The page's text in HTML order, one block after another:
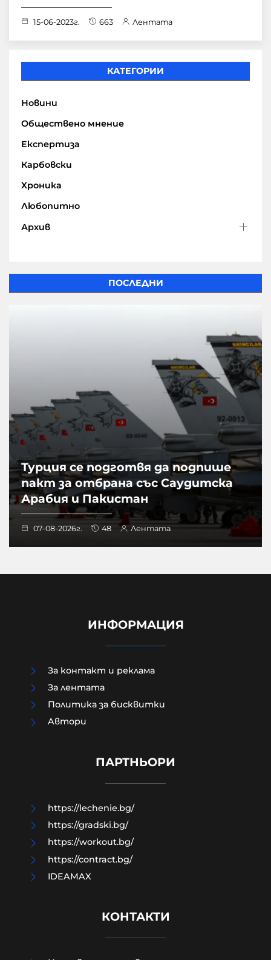
15-06-2023г. 663 Лентата
КАТЕГОРИИ
Новини
Обществено мнение
Експертиза
Карбовски
Хроника
Любопитно
Архив
ПОСЛЕДНИ
Турция се подготвя да подпише
пакт за отбрана със Саудитска
Арабия и Пакистан
07-08-2026г. 48 Лентата
Едва 18% от украинците имат
рейтинг е Залужни
ИНФОРМАЦИЯ
За контакт и реклама
За лентата
Политика за бисквитки
Aвтори
ПАРТНЬОРИ
https://lechenie.bg/
https://gradski.bg/
https://workout.bg/
https://contract.bg/
IDEAMAX
КОНТАКТИ